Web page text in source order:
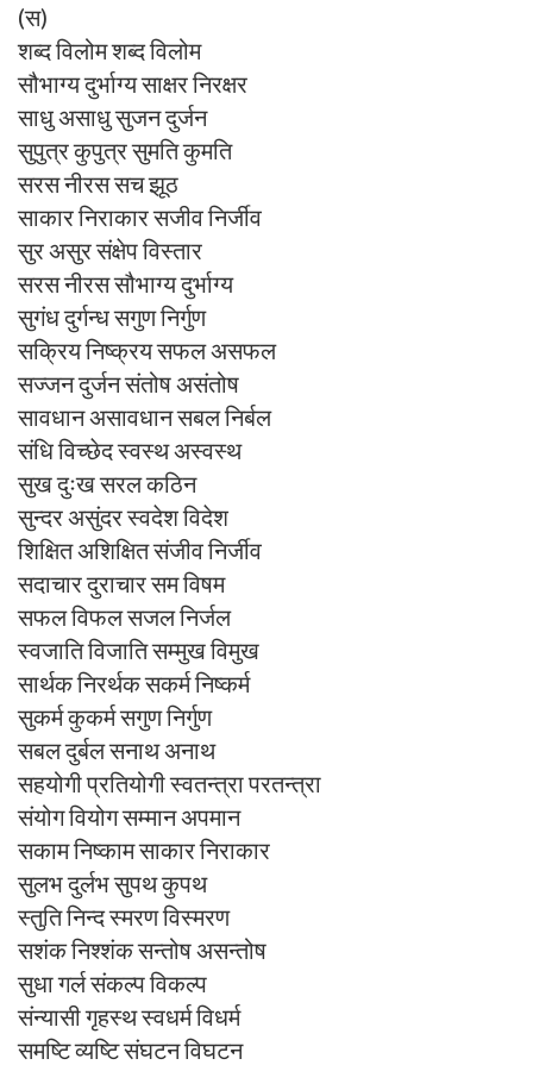
(स)
शब्द विलोम शब्द विलोम
सौभाग्य दुर्भाग्य साक्षर निरक्षर
साधु असाधु सुजन दुर्जन
सुपुत्र कुपुत्र सुमति कुमति
सरस नीरस सच झूठ
साकार निराकार सजीव निर्जीव
सुर असुर संक्षेप विस्तार
सरस नीरस सौभाग्य दुर्भाग्य
सुगंध दुर्गन्ध सगुण निर्गुण
सक्रिय निष्क्रय सफल असफल
सज्जन दुर्जन संतोष असंतोष
सावधान असावधान सबल निर्बल
संधि विच्छेद स्वस्थ अस्वस्थ
सुख दुःख सरल कठिन
सुन्दर असुंदर स्वदेश विदेश
शिक्षित अशिक्षित संजीव निर्जीव
सदाचार दुराचार सम विषम
सफल विफल सजल निर्जल
स्वजाति विजाति सम्मुख विमुख
सार्थक निरर्थक सकर्म निष्कर्म
सुकर्म कुकर्म सगुण निर्गुण
सबल दुर्बल सनाथ अनाथ
सहयोगी प्रतियोगी स्वतन्त्रा परतन्त्रा
संयोग वियोग सम्मान अपमान
सकाम निष्काम साकार निराकार
सुलभ दुर्लभ सुपथ कुपथ
स्तुति निन्द स्मरण विस्मरण
सशंक निश्शंक सन्तोष असन्तोष
सुधा गर्ल संकल्प विकल्प
संन्यासी गृहस्थ स्वधर्म विधर्म
समष्टि व्यष्टि संघटन विघटन